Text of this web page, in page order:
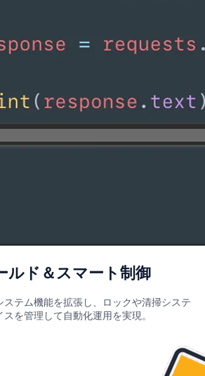
ルド＆スマート制御
ステム機能を拡張し、ロックや清掃システ
を管理して自動化運用を実現。